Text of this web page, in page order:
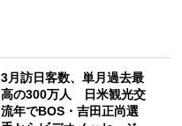
3月訪日客数、単月過去最
高の300万人 日米観光交
流年でBOS・吉田正尚選